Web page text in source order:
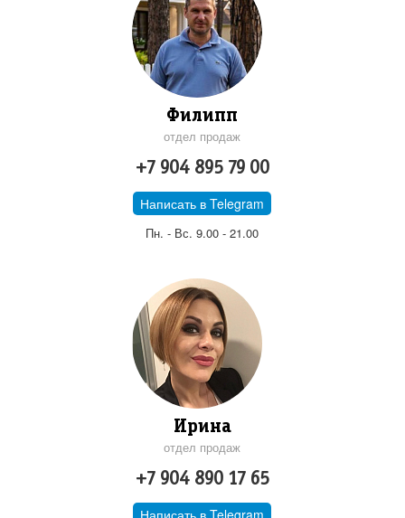
Филипп
отдел продаж
+7 904 895 79 00
Написать в Telegram
Пн. - Вс. 9.00 - 21.00
Ирина
отдел продаж
+7 904 890 17 65